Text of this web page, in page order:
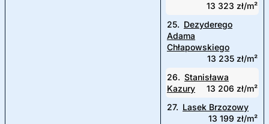
13 323 zł/m²
25. Dezyderego
Adama
Chłapowskiego
13 235 zł/m²
26. Stanisława
Kazury
13 206 zł/m²
27. Lasek Brzozowy
13 199 zł/m²